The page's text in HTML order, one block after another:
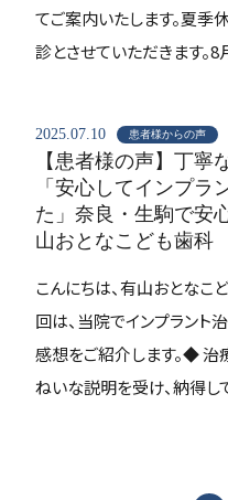
てご案内いたします。夏季
診とさせていただきます。8
2025.07.10 患者様からの声
【患者様の声】丁寧
「安心してインプラ
た」奈良・生駒で安
山おとなこども歯科
こんにちは、有山おとなこ
回は、当院でインプラン
感想をご紹介します。◆
ねいな説明を受け、納得し